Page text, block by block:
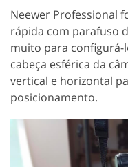
Neewer Professional
rápida com parafuso
muito para configurá-
cabeça esférica da
vertical e horizontal
posicionamento.